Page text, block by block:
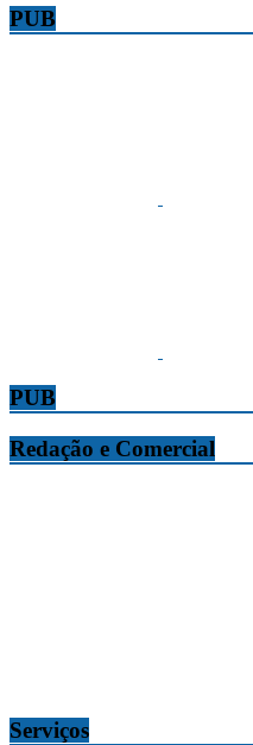
PUB
PUB
Redação e Comercial
Serviços